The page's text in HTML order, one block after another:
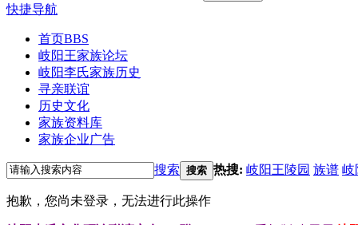
快捷导航
首页BBS
岐阳王家族论坛
岐阳李氏家族历史
寻亲联谊
历史文化
家族资料库
家族企业广告
搜索 搜索 热搜: 岐阳王陵园 族谱 岐
抱歉，您尚未登录，无法进行此操作